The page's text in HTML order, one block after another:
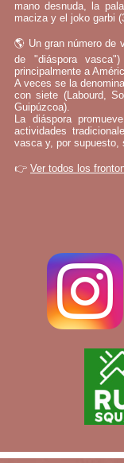
mano desnuda, la
maciza y el joko garbi
🌎 Un gran número de
de "diáspora
principalmente a
A veces se la
con siete (Labourd,
Guipúzcoa).
La diáspora
actividades
vasca y, por supuesto,
👉 Ver todos los